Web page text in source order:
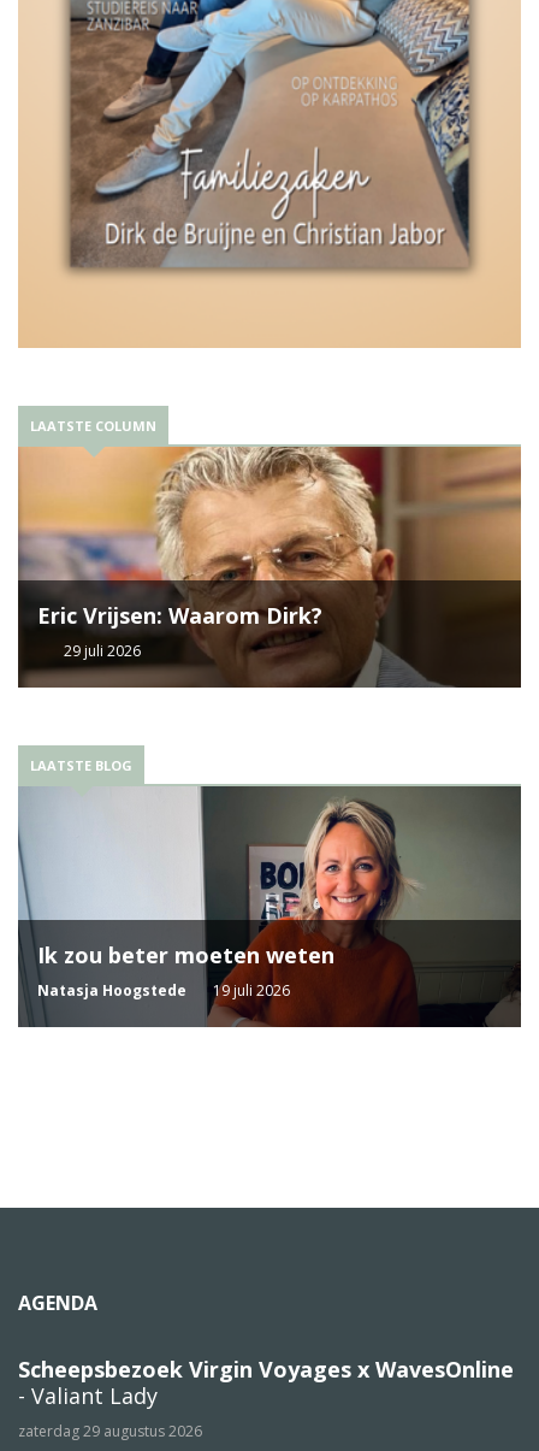
LAATSTE COLUMN
Eric Vrijsen: Waarom Dirk?
29 juli 2026
LAATSTE BLOG
Ik zou beter moeten weten
Natasja Hoogstede 19 juli 2026
AGENDA
Scheepsbezoek Virgin Voyages x WavesOnline
- Valiant Lady
zaterdag 29 augustus 2026